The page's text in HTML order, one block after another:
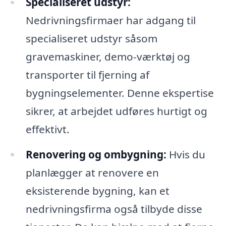
Nedrivningsfirmaer har adgang til
specialiseret udstyr såsom
gravemaskiner, demo-værktøj og
transporter til fjerning af
bygningselementer. Denne ekspertise
sikrer, at arbejdet udføres hurtigt og
effektivt.
Renovering og ombygning: Hvis du
planlægger at renovere en
eksisterende bygning, kan et
nedrivningsfirma også tilbyde disse